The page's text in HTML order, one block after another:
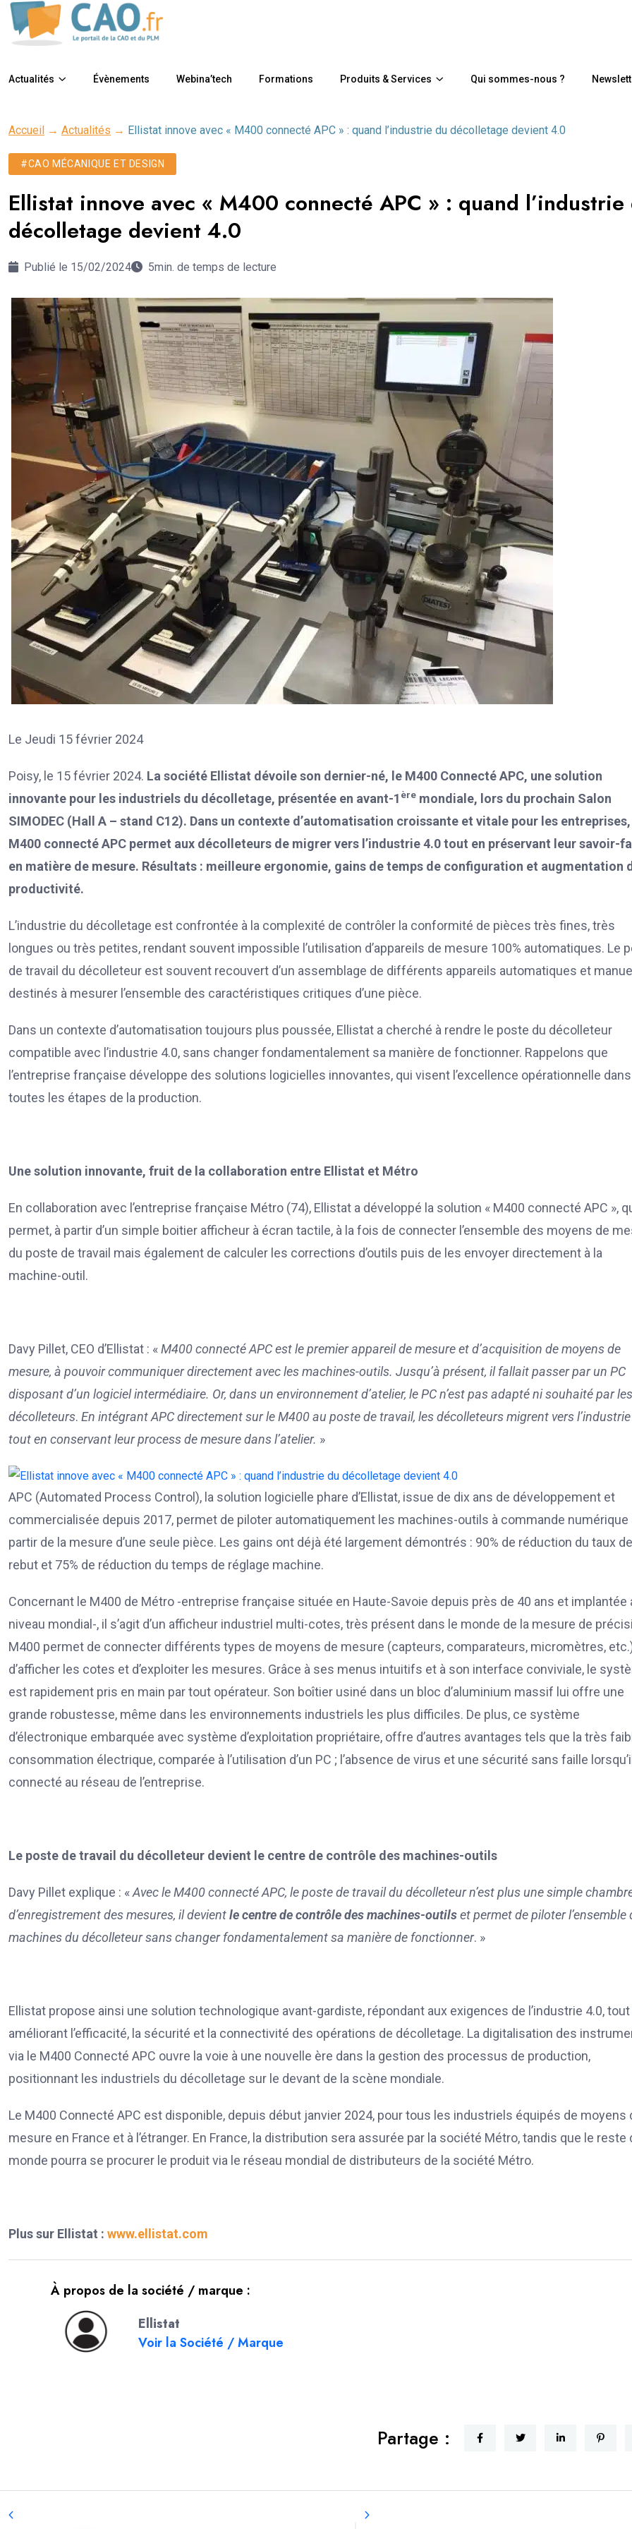
Actualités Évènements Webina’tech Formations Produits & Services Qui sommes-nous ?
Accueil → Actualités → Ellistat innove avec « M400 connecté APC » : quand l’industrie du décolletage devient 4.0
#CAO MÉCANIQUE ET DESIGN
Ellistat innove avec « M400 connecté APC » : quand l’industrie
décolletage devient 4.0
Publié le 15/02/2024 5min. de temps de lecture
Le Jeudi 15 février 2024
Poisy, le 15 février 2024. La société Ellistat dévoile son dernier-né, le M400 Connecté APC, une solution
innovante pour les industriels du décolletage, présentée en avant-1 ère mondiale, lors du prochain Salon
SIMODEC (Hall A – stand C12). Dans un contexte d’automatisation croissante et vitale pour les entreprises,
M400 connecté APC permet aux décolleteurs de migrer vers l’industrie 4.0 tout en préservant leur savoir-
en matière de mesure. Résultats : meilleure ergonomie, gains de temps de configuration et augmentation
productivité.
L’industrie du décolletage est confrontée à la complexité de contrôler la conformité de pièces très fines, très
longues ou très petites, rendant souvent impossible l’utilisation d’appareils de mesure 100% automatiques. Le
de travail du décolleteur est souvent recouvert d’un assemblage de différents appareils automatiques et
destinés à mesurer l’ensemble des caractéristiques critiques d’une pièce.
Dans un contexte d’automatisation toujours plus poussée, Ellistat a cherché à rendre le poste du décolleteur
compatible avec l’industrie 4.0, sans changer fondamentalement sa manière de fonctionner. Rappelons que
l’entreprise française développe des solutions logicielles innovantes, qui visent l’excellence opérationnelle dans
toutes les étapes de la production.
Une solution innovante, fruit de la collaboration entre Ellistat et Métro
En collaboration avec l’entreprise française Métro (74), Ellistat a développé la solution « M400 connecté APC »,
permet, à partir d’un simple boitier afficheur à écran tactile, à la fois de connecter l’ensemble des moyens de
du poste de travail mais également de calculer les corrections d’outils puis de les envoyer directement à la
machine-outil.
Davy Pillet, CEO d’Ellistat : «M400 connecté APC est le premier appareil de mesure et d’acquisition de moyens de
mesure, à pouvoir communiquer directement avec les machines-outils. Jusqu’à présent, il fallait passer par un PC
disposant d’un logiciel intermédiaire. Or, dans un environnement d’atelier, le PC n’est pas adapté ni souhaité par les
décolleteurs. En intégrant APC directement sur le M400 au poste de travail, les décolleteurs migrent vers
tout en conservant leur process de mesure dans l’atelier. »
APC (Automated Process Control), la solution logicielle phare d’Ellistat, issue de dix ans de développement et
commercialisée depuis 2017, permet de piloter automatiquement les machines-outils à commande numérique
partir de la mesure d’une seule pièce. Les gains ont déjà été largement démontrés : 90% de réduction du taux de
rebut et 75% de réduction du temps de réglage machine.
Concernant le M400 de Métro -entreprise française située en Haute-Savoie depuis près de 40 ans et implantée
niveau mondial-, il s’agit d’un afficheur industriel multi-cotes, très présent dans le monde de la mesure de
M400 permet de connecter différents types de moyens de mesure (capteurs, comparateurs, micromètres,
d’afficher les cotes et d’exploiter les mesures. Grâce à ses menus intuitifs et à son interface conviviale, le
est rapidement pris en main par tout opérateur. Son boîtier usiné dans un bloc d’aluminium massif lui offre une
grande robustesse, même dans les environnements industriels les plus difficiles. De plus, ce système
d’électronique embarquée avec système d’exploitation propriétaire, offre d’autres avantages tels que la très
consommation électrique, comparée à l’utilisation d’un PC ; l’absence de virus et une sécurité sans faille
connecté au réseau de l’entreprise.
Le poste de travail du décolleteur devient le centre de contrôle des machines-outils
Davy Pillet explique : «Avec le M400 connecté APC, le poste de travail du décolleteur n’est plus une simple
d’enregistrement des mesures, il devientle centre de contrôle des machines-outilset permet de piloter l’ensemble
machines du décolleteur sans changer fondamentalement sa manière de fonctionner. »
Ellistat propose ainsi une solution technologique avant-gardiste, répondant aux exigences de l’industrie 4.0, tout
améliorant l’efficacité, la sécurité et la connectivité des opérations de décolletage. La digitalisation des
via le M400 Connecté APC ouvre la voie à une nouvelle ère dans la gestion des processus de production,
positionnant les industriels du décolletage sur le devant de la scène mondiale.
Le M400 Connecté APC est disponible, depuis début janvier 2024, pour tous les industriels équipés de moyens
mesure en France et à l’étranger. En France, la distribution sera assurée par la société Métro, tandis que le reste
monde pourra se procurer le produit via le réseau mondial de distributeurs de la société Métro.
Plus sur Ellistat : www.ellistat.com
À propos de la société / marque :
Ellistat
Voir la Société / Marque
Partage :